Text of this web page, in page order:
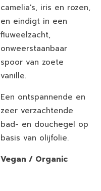
camelia's, iris en rozen,
en eindigt in een
fluweelzacht,
onweerstaanbaar
spoor van zoete
vanille.
Een ontspannende en
zeer verzachtende
bad- en douchegel op
basis van olijfolie.
Vegan / Organic